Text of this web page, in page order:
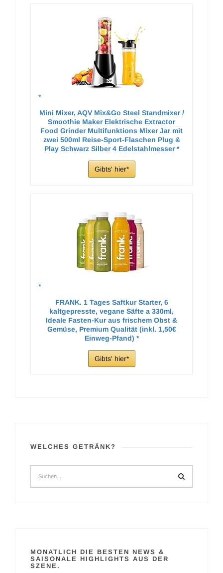
Mini Mixer, AQV Mix&Go Steel Standmixer /
Smoothie Maker Elektrische Extractor
Food Grinder Multifunktions Mixer Jar mit
zwei 500ml Reise-Sport-Flaschen Plug &
Play Schwarz Silber 4 Edelstahlmesser
Gibts' hier
FRANK. 1 Tages Saftkur Starter, 6
kaltgepresste, vegane Säfte a 330ml,
Ideale Fasten-Kur aus frischem Obst &
Gemüse, Premium Qualität (inkl. 1,50€
Einweg-Pfand)
Gibts' hier
WELCHES GETRÄNK?
MONATLICH DIE BESTEN NEWS &
SAISONALE HIGHLIGHTS AUS DER
SZENE.